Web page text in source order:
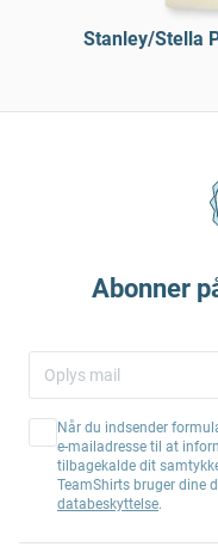
Stanley/Stella
Abonner
Når du indsender
e-mailadresse til at
tilbagekalde dit
TeamShirts bruger dine
databeskyttelse.